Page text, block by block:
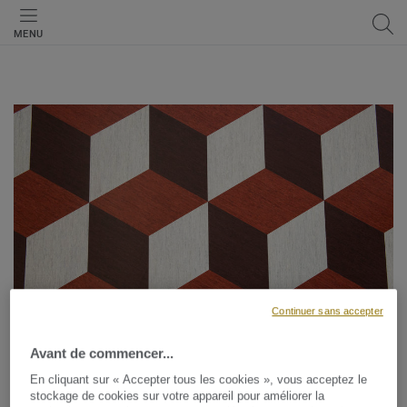
MENU
PARTAGER
Avant de commencer...
En cliquant sur « Accepter tous les cookies », vous acceptez le
stockage de cookies sur votre appareil pour améliorer la
Continuer sans accepter